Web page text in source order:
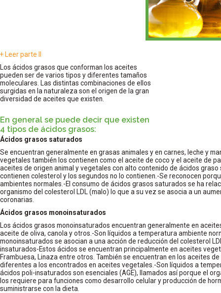
+ Leer parte II
Los ácidos grasos que conforman los aceites
pueden ser de varios tipos y diferentes tamaños
moleculares. Las distintas combinaciones de ellos
surgidas en la naturaleza son el origen de la gran
diversidad de aceites que existen.
En general se puede decir que existen
4 tipos de ácidos grasos:
Ácidos grasos saturados
Se encuentran generalmente en grasas animales y en carnes, leche y
vegetales también los contienen como el aceite de coco y el aceite de
aceites de origen animal y vegetales con alto contenido de ácidos
contienen colesterol y los segundos no lo contienen.-Se reconocen
ambientes normales.-El consumo de ácidos grasos saturados se ha
organismo del colesterol LDL (malo) lo que a su vez se asocia a un
coronarias.
Ácidos grasos monoinsaturados
Los ácidos grasos monoinsaturados encuentran generalmente en
aceite de oliva, canola y otros.-Son líquidos a temperatura ambiente
monoinsaturados se asocian a una acción de reducción del colesterol
insaturados-Estos ácidos se encuentran principalmente en aceites
Frambuesa, Linaza entre otros. También se encuentran en los aceites
diferentes a los encontrados en aceites vegetales.-Son líquidos a
ácidos poli-insaturados son esenciales (AGE), llamados así porque el
los requiere para funciones como desarrollo celular y producción de
suministrarse con la dieta.